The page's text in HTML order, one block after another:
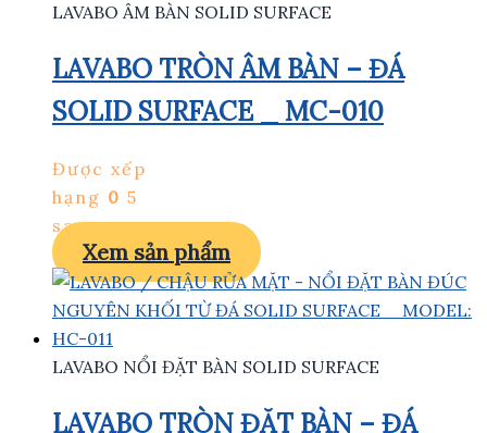
LAVABO ÂM BÀN SOLID SURFACE
LAVABO TRÒN ÂM BÀN – ĐÁ
SOLID SURFACE _ MC-010
Được xếp
hạng 0 5
sao
Xem sản phẩm
LAVABO NỔI ĐẶT BÀN SOLID SURFACE
LAVABO TRÒN ĐẶT BÀN – ĐÁ